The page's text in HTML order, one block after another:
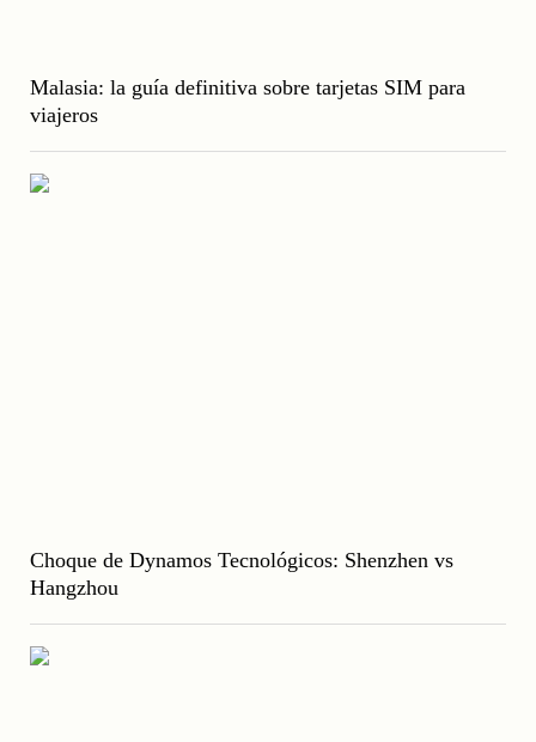
Malasia: la guía definitiva sobre tarjetas SIM para
viajeros
Choque de Dynamos Tecnológicos: Shenzhen vs
Hangzhou